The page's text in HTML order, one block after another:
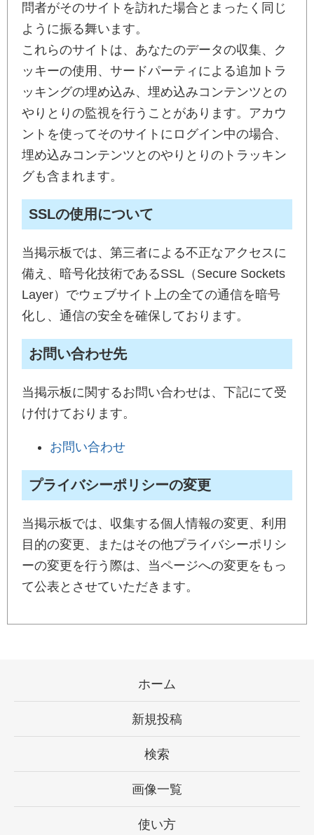
問者がそのサイトを訪れた場合とまったく同じ
ように振る舞います。
これらのサイトは、あなたのデータの収集、ク
ッキーの使用、サードパーティによる追加トラ
ッキングの埋め込み、埋め込みコンテンツとの
やりとりの監視を行うことがあります。アカウ
ントを使ってそのサイトにログイン中の場合、
埋め込みコンテンツとのやりとりのトラッキン
グも含まれます。
SSLの使用について
当掲示板では、第三者による不正なアクセスに
備え、暗号化技術であるSSL（Secure Sockets
Layer）でウェブサイト上の全ての通信を暗号
化し、通信の安全を確保しております。
お問い合わせ先
当掲示板に関するお問い合わせは、下記にて受
け付けております。
お問い合わせ
プライバシーポリシーの変更
当掲示板では、収集する個人情報の変更、利用
目的の変更、またはその他プライバシーポリシ
ーの変更を行う際は、当ページへの変更をもっ
て公表とさせていただきます。
ホーム
新規投稿
検索
画像一覧
使い方